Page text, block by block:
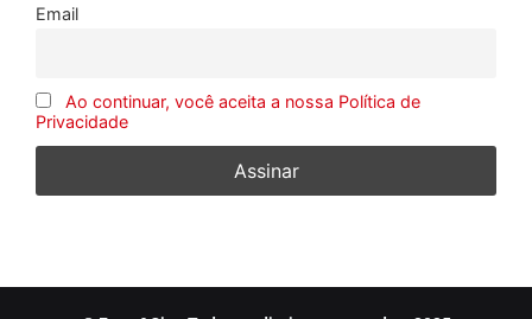
Email
Ao continuar, você aceita a nossa Política de
Privacidade